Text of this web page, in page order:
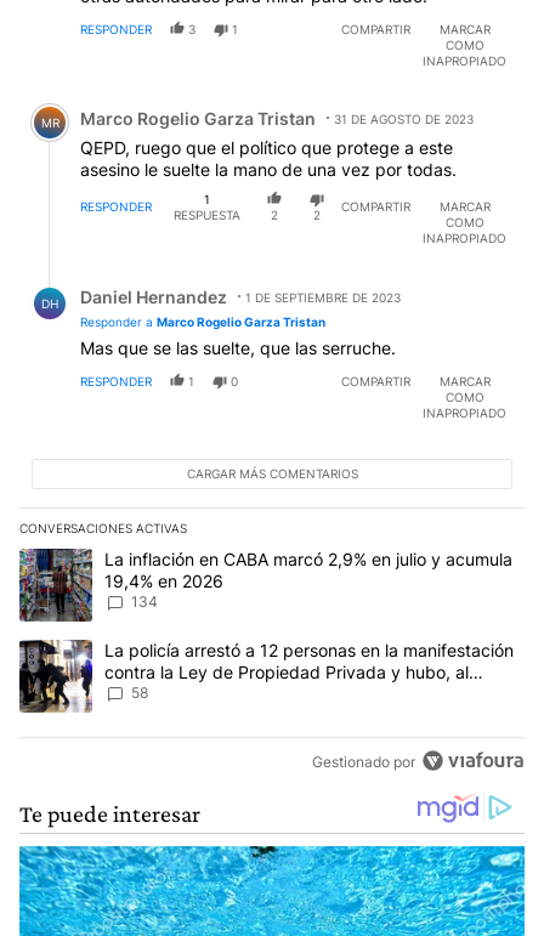
RESPONDER 3 1 COMPARTIR
MARCAR
COMO
INAPROPIADO
Comentario de Marco Rogelio Garza Tristan.
MR Marco Rogelio Garza Tristan 31 DE AGOSTO DE 2023
QEPD, ruego que el político que protege a este
asesino le suelte la mano de una vez por todas.
RESPONDER
1
RESPUESTA
2 2
COMPARTIR
MARCAR
COMO
INAPROPIADO
DH Daniel Hernandez
1 DE SEPTIEMBRE DE 2023
Responder a Marco Rogelio Garza Tristan
Mas que se las suelte, que las serruche.
RESPONDER 1 0 COMPARTIR
MARCAR
COMO
INAPROPIADO
CARGAR MÁS COMENTARIOS
CONVERSACIONES ACTIVAS
Este listado muestra los artículos con más comentarios en los
Un artículo de tendencia con el título "La inflación en CABA
La inflación en CABA marcó 2,9% en julio y acumula
19,4% en 2026
134
Un artículo de tendencia con el título "La policía arrestó a 12
La policía arrestó a 12 personas en la manifestación
contra la Ley de Propiedad Privada y hubo, al
menos, 3 agentes heridos
58
Gestionado por